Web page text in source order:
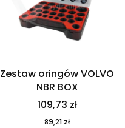
Zestaw oringów VOLVO
NBR BOX
109,73 zł
89,21 zł